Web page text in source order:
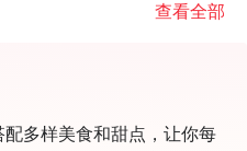
查看全部
多样美食和甜点，让你每